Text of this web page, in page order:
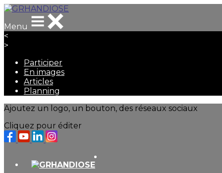
Menu
<
>
Participer
En images
Articles
Planning
Ajoutez un logo, un bouton, des réseaux sociaux
Cliquez pour éditer